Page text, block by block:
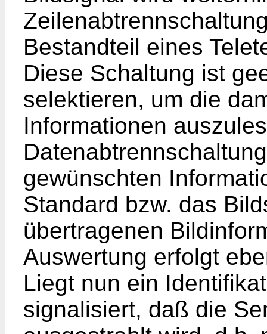
Bestandteil eines
Diese Schaltung ist
selektieren, um die
Informationen
gewünschten
Standard bzw. das
übertragenen
Auswertung erfolgt
Liegt nun ein
signalisiert, daß die